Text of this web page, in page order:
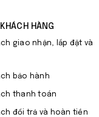
HÀNG
giao nhận, lắp đặt và
bảo hành
thanh toán
đổi trả và hoàn tiền